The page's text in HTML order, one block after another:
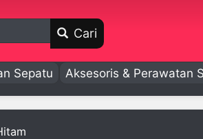
Cari
Sepatu Aksesoris & Perawatan